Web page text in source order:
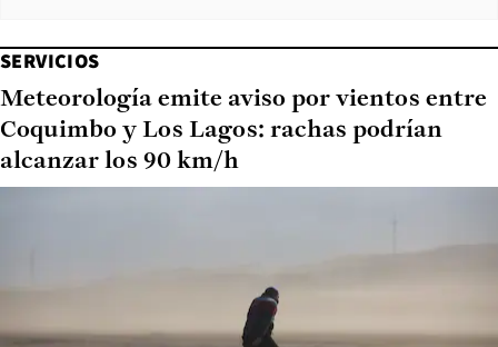
SERVICIOS
Meteorología emite aviso por vientos entre
Coquimbo y Los Lagos: rachas podrían
alcanzar los 90 km/h